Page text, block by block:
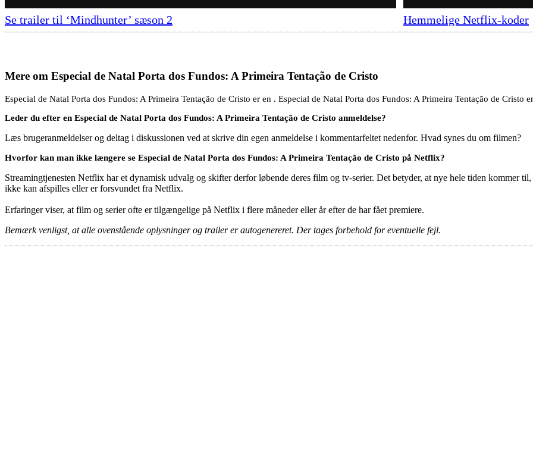
Se trailer til ‘Mindhunter’ sæson 2 Hemmelige Netflix-koder
Mere om Especial de Natal Porta dos Fundos: A Primeira Tentação de Cristo
Especial de Natal Porta dos Fundos: A Primeira Tentação de Cristo er en . Especial de Natal Porta dos Fundos: A Primeira Tentação de
Leder du efter en Especial de Natal Porta dos Fundos: A Primeira Tentação de Cristo anmeldelse?
Læs brugeranmeldelser og deltag i diskussionen ved at skrive din egen anmeldelse i kommentarfeltet nedenfor. Hvad synes du om filmen?
Hvorfor kan man ikke længere se Especial de Natal Porta dos Fundos: A Primeira Tentação de Cristo på Netflix?
Streamingtjenesten Netflix har et dynamisk udvalg og skifter derfor løbende deres film og tv-serier. Det betyder, at nye hele tiden kommer
ikke kan afspilles eller er forsvundet fra Netflix.
Erfaringer viser, at film og serier ofte er tilgængelige på Netflix i flere måneder eller år efter de har fået premiere.
Bemærk venligst, at alle ovenstående oplysninger og trailer er autogenereret. Der tages forbehold for eventuelle fejl.